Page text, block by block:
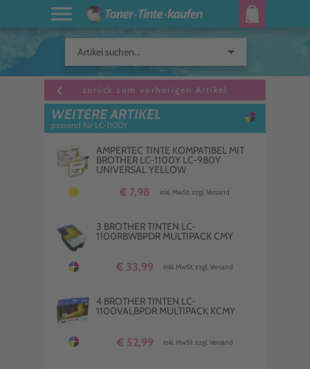
Artikel suchen... arrow_drop_down
zurück zum vorherigen Artikel
keyboard_arrow_left
WEITERE ARTIKEL
passend für LC-1100Y
AMPERTEC TINTE KOMPATIBEL MIT
BROTHER LC-1100Y LC-980Y
UNIVERSAL YELLOW
€ 7,98 inkl. MwSt. zzgl. Versand
3 BROTHER TINTEN LC-
1100RBWBPDR MULTIPACK CMY
€ 33,99 inkl. MwSt. zzgl. Versand
4 BROTHER TINTEN LC-
1100VALBPDR MULTIPACK KCMY
€ 52,99 inkl. MwSt. zzgl. Versand